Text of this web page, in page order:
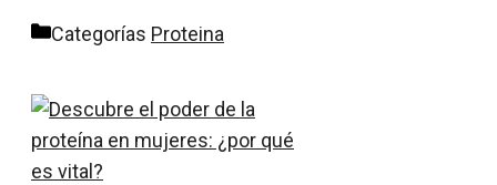
Categorías Proteina